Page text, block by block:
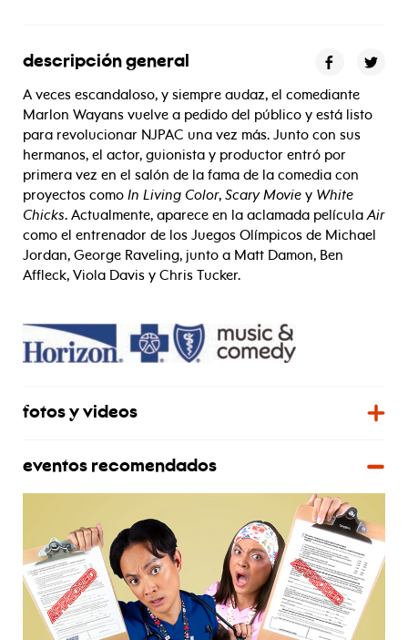
descripción general
A veces escandaloso, y siempre audaz, el comediante
Marlon Wayans vuelve a pedido del público y está listo
para revolucionar NJPAC una vez más. Junto con sus
hermanos, el actor, guionista y productor entró por
primera vez en el salón de la fama de la comedia con
proyectos como In Living Color, Scary Movie y White
Chicks. Actualmente, aparece en la aclamada películaAir
como el entrenador de los Juegos Olímpicos de Michael
Jordan, George Raveling, junto a Matt Damon, Ben
Affleck, Viola Davis y Chris Tucker.
fotos y videos
eventos recomendados